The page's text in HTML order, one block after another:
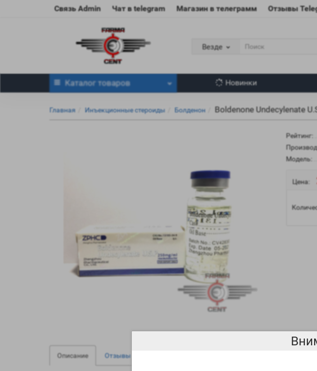
Связь Admin Чат в telegram Магазин в телеграмм Отзывы
Везде
Каталог товаров Новинки
Главная Инъекционные стероиды Болденон Boldenone Undecylenate
Рейтинг:
Модель:
Цена:
Описание Отзывы